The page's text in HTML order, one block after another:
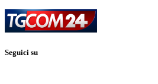
Seguici su